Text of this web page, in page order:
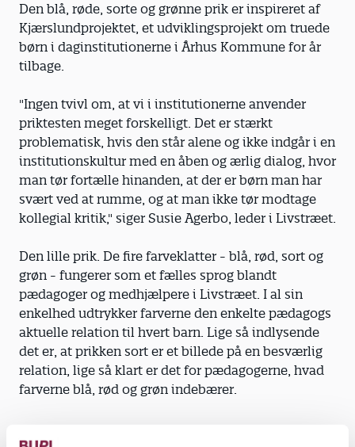
Den blå, røde, sorte og grønne prik er inspireret af
Kjærslundprojektet, et udviklingsprojekt om truede
børn i daginstitutionerne i Århus Kommune for år
tilbage.
"Ingen tvivl om, at vi i institutionerne anvender
priktesten meget forskelligt. Det er stærkt
problematisk, hvis den står alene og ikke indgår i en
institutionskultur med en åben og ærlig dialog, hvor
man tør fortælle hinanden, at der er børn man har
svært ved at rumme, og at man ikke tør modtage
kollegial kritik," siger Susie Agerbo, leder i Livstræet.
Den lille prik. De fire farveklatter - blå, rød, sort og
grøn - fungerer som et fælles sprog blandt
pædagoger og medhjælpere i Livstræet. I al sin
enkelhed udtrykker farverne den enkelte pædagogs
aktuelle relation til hvert barn. Lige så indlysende
det er, at prikken sort er et billede på en besværlig
relation, lige så klart er det for pædagogerne, hvad
farverne blå, rød og grøn indebærer.